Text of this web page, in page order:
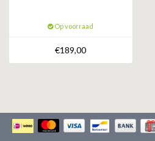
Op voorraad
€189,00